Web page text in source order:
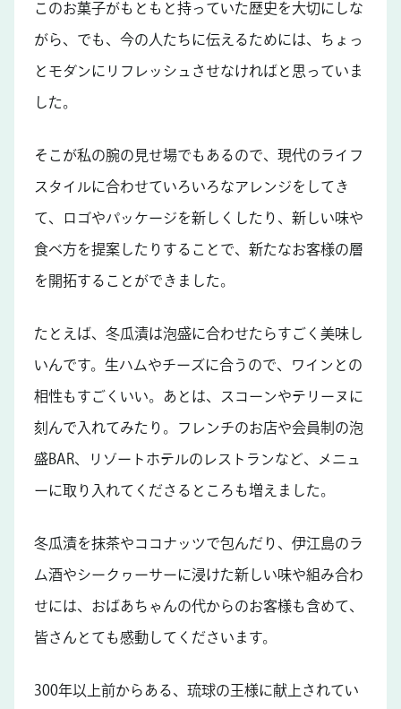
このお菓子がもともと持っていた歴史を大切にしな
がら、でも、今の人たちに伝えるためには、ちょっ
とモダンにリフレッシュさせなければと思っていま
した。
そこが私の腕の見せ場でもあるので、現代のライフ
スタイルに合わせていろいろなアレンジをしてき
て、ロゴやパッケージを新しくしたり、新しい味や
食べ方を提案したりすることで、新たなお客様の層
を開拓することができました。
たとえば、冬瓜漬は泡盛に合わせたらすごく美味し
いんです。生ハムやチーズに合うので、ワインとの
相性もすごくいい。あとは、スコーンやテリーヌに
刻んで入れてみたり。フレンチのお店や会員制の泡
盛BAR、リゾートホテルのレストランなど、メニュ
ーに取り入れてくださるところも増えました。
冬瓜漬を抹茶やココナッツで包んだり、伊江島のラ
ム酒やシークヮーサーに浸けた新しい味や組み合わ
せには、おばあちゃんの代からのお客様も含めて、
皆さんとても感動してくださいます。
300年以上前からある、琉球の王様に献上されてい